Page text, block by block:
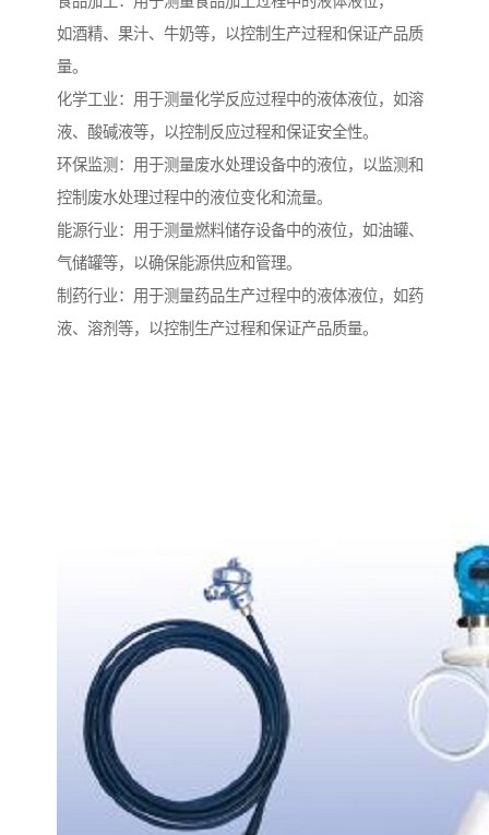
如酒精、果汁、牛奶等，以控制生产过程和保证产品质
量。
化学工业：用于测量化学反应过程中的液体液位，如溶
液、酸碱液等，以控制反应过程和保证安全性。
环保监测：用于测量废水处理设备中的液位，以监测和
控制废水处理过程中的液位变化和流量。
能源行业：用于测量燃料储存设备中的液位，如油罐、
气储罐等，以确保能源供应和管理。
制药行业：用于测量药品生产过程中的液体液位，如药
液、溶剂等，以控制生产过程和保证产品质量。